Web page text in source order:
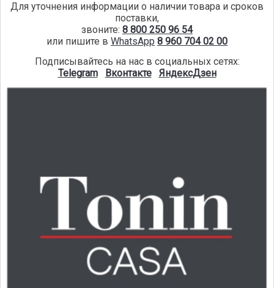
Для уточнения информации о наличии товара и сроков
поставки,
звоните: 8 800 250 96 54
или пишите в WhatsApp 8 960 704 02 00
Подписывайтесь на нас в социальных сетях:
Telegram
Вконтакте ЯндексДзен